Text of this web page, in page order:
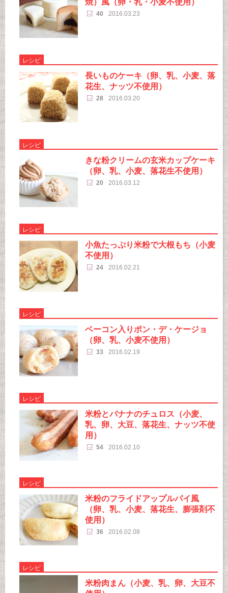
40 2016.03.23
レシピ
長いものケーキ（卵、乳、小麦、落
花生、ナッツ不使用）
28 2016.03.20
レシピ
きな粉クリームの玄米カップケーキ
（卵、乳、小麦、落花生不使用）
20 2016.03.12
レシピ
小魚たっぷり米粉で大根もち（小麦
不使用）
24 2016.02.21
レシピ
ベーコン入りポン・デ・ケージョ
（卵、乳、小麦不使用）
33 2016.02.19
レシピ
米粉とバナナのチュロス（小麦、
乳、卵、大豆、落花生、ナッツ不使
用）
54 2016.02.10
レシピ
米粉のフライドアップルパイ風
（卵、乳、小麦、落花生、膨張剤不
使用）
36 2016.02.08
レシピ
米粉肉まん（小麦、乳、卵、大豆不